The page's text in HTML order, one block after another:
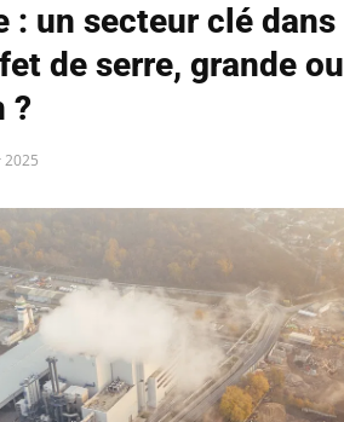
: un secteur clé dans
de serre, grande
?
2025